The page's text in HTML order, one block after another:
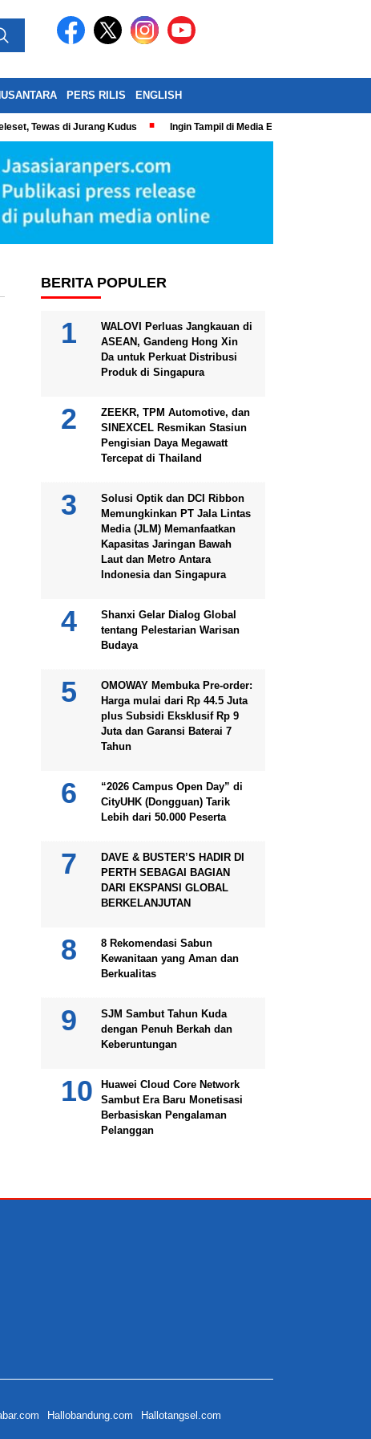
PERS RILIS ENGLISH
Tewas di Jurang Kudus Ingin Tampil di Media Ekonomi dan Bisnis
BERITA POPULER
WALOVI Perluas Jangkauan di
ASEAN, Gandeng Hong Xin
Da untuk Perkuat Distribusi
Produk di Singapura
ZEEKR, TPM Automotive, dan
SINEXCEL Resmikan Stasiun
Pengisian Daya Megawatt
Tercepat di Thailand
Solusi Optik dan DCI Ribbon
Memungkinkan PT Jala Lintas
Media (JLM) Memanfaatkan
Kapasitas Jaringan Bawah
Laut dan Metro Antara
Indonesia dan Singapura
Shanxi Gelar Dialog Global
tentang Pelestarian Warisan
Budaya
OMOWAY Membuka Pre-order:
Harga mulai dari Rp 44.5 Juta
plus Subsidi Eksklusif Rp 9
Juta dan Garansi Baterai 7
Tahun
“2026 Campus Open Day” di
CityUHK (Dongguan) Tarik
Lebih dari 50.000 Peserta
DAVE & BUSTER’S HADIR DI
PERTH SEBAGAI BAGIAN
DARI EKSPANSI GLOBAL
BERKELANJUTAN
8 Rekomendasi Sabun
Kewanitaan yang Aman dan
Berkualitas
SJM Sambut Tahun Kuda
dengan Penuh Berkah dan
Keberuntungan
Huawei Cloud Core Network
Sambut Era Baru Monetisasi
Berbasiskan Pengalaman
Pelanggan
Hallobandung.com
Hallotangsel.com